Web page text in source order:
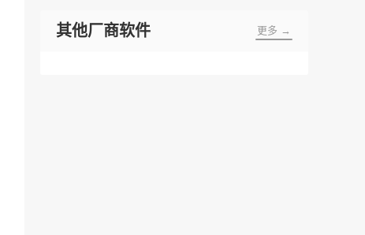
其他厂商软件 更多 →